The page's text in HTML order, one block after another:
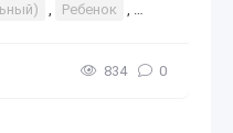
, Ребенок , Трусы
834 0